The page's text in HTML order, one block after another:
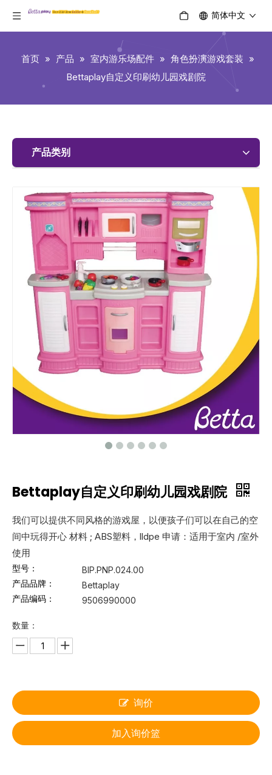
简体中文
首页 » 产品 » 室内游乐场配件 » 角色扮演游戏套装 »
Bettaplay自定义印刷幼儿园戏剧院
产品类别
Bettaplay自定义印刷幼儿园戏剧院
我们可以提供不同风格的游戏屋，以便孩子们可以在自己的空
间中玩得开心 材料 ; ABS塑料，lldpe 申请：适用于室内 /室外
使用
型号：
BIP.PNP.024.00
产品品牌：
Bettaplay
产品编码：
9506990000
数量：
询价
加入询价篮